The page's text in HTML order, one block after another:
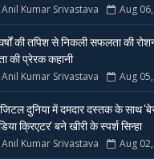
Anil Kumar Srivastava Aug
की तपिश से निकली सफलता की
की प्रेरक कहानी
Anil Kumar Srivastava Aug
दुनिया में दमदार दस्तक के साथ
क्रिएटर' बने खीरी के स्पर्श सिन्हा
Anil Kumar Srivastava Aug